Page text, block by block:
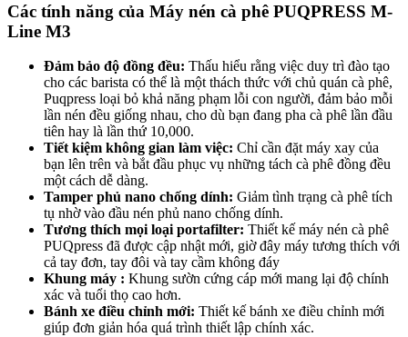
Các tính năng của Máy nén cà phê PUQPRESS M-
Line M3
Đảm bảo độ đồng đều: Thấu hiểu rằng việc duy trì đào tạo
cho các barista có thể là một thách thức với chủ quán cà phê,
Puqpress loại bỏ khả năng phạm lỗi con người, đảm bảo mỗi
lần nén đều giống nhau, cho dù bạn đang pha cà phê lần đầu
tiên hay là lần thứ 10,000.
Tiết kiệm không gian làm việc: Chỉ cần đặt máy xay của
bạn lên trên và bắt đầu phục vụ những tách cà phê đồng đều
một cách dễ dàng.
Tamper phủ nano chống dính: Giảm tình trạng cà phê tích
tụ nhờ vào đầu nén phủ nano chống dính.
Tương thích mọi loại portafilter: Thiết kế máy nén cà phê
PUQpress đã được cập nhật mới, giờ đây máy tương thích với
cả tay đơn, tay đôi và tay cầm không đáy
Khung máy : Khung sườn cứng cáp mới mang lại độ chính
xác và tuổi thọ cao hơn.
Bánh xe điều chỉnh mới: Thiết kế bánh xe điều chỉnh mới
giúp đơn giản hóa quá trình thiết lập chính xác.